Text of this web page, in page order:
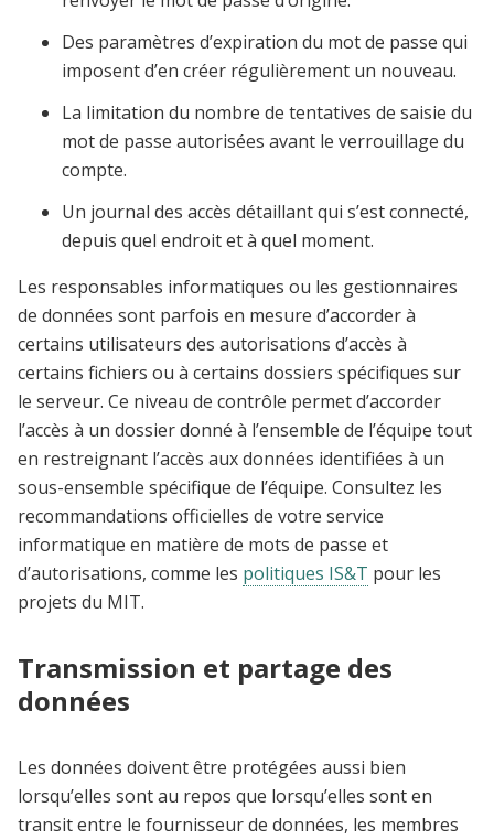
Des paramètres d’expiration du mot de passe qui
imposent d’en créer régulièrement un nouveau.
La limitation du nombre de tentatives de saisie du
mot de passe autorisées avant le verrouillage du
compte.
Un journal des accès détaillant qui s’est connecté,
depuis quel endroit et à quel moment.
Les responsables informatiques ou les gestionnaires
de données sont parfois en mesure d’accorder à
certains utilisateurs des autorisations d’accès à
certains fichiers ou à certains dossiers spécifiques sur
le serveur. Ce niveau de contrôle permet d’accorder
l’accès à un dossier donné à l’ensemble de l’équipe tout
en restreignant l’accès aux données identifiées à un
sous-ensemble spécifique de l’équipe. Consultez les
recommandations officielles de votre service
informatique en matière de mots de passe et
d’autorisations, comme les politiques IS&T pour les
projets du MIT.
Transmission et partage des
données
Les données doivent être protégées aussi bien
lorsqu’elles sont au repos que lorsqu’elles sont en
transit entre le fournisseur de données, les membres